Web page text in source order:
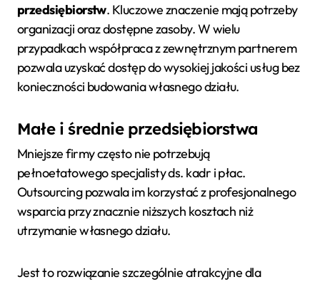
przedsiębiorstw. Kluczowe znaczenie mają potrzeby
organizacji oraz dostępne zasoby. W wielu
przypadkach współpraca z zewnętrznym partnerem
pozwala uzyskać dostęp do wysokiej jakości usług bez
konieczności budowania własnego działu.
Małe i średnie przedsiębiorstwa
Mniejsze firmy często nie potrzebują
pełnoetatowego specjalisty ds. kadr i płac.
Outsourcing pozwala im korzystać z profesjonalnego
wsparcia przy znacznie niższych kosztach niż
utrzymanie własnego działu.
Jest to rozwiązanie szczególnie atrakcyjne dla